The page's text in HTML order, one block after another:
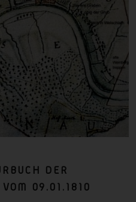
DER
VOM 09.01.1810